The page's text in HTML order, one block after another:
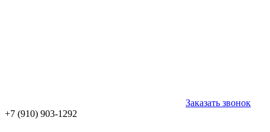
Заказать звонок
+7 (910) 903-1292